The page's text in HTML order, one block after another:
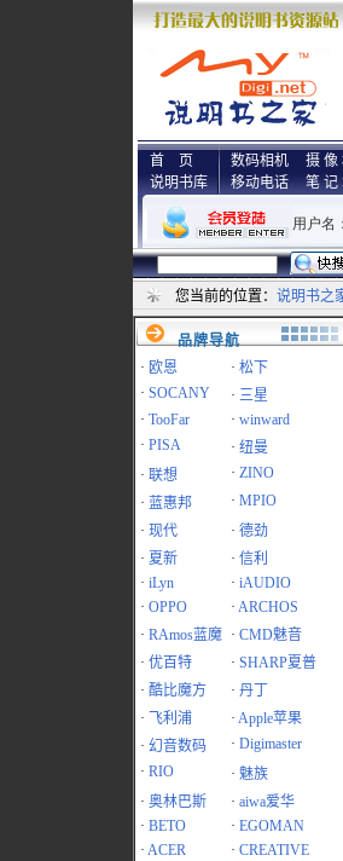
首 页
说明书库
数码相机 摄 像
移动电话
笔 记
您当前的位置： 说明书之
品牌导航
· 欧恩 · 松下
· SOCANY · 三星
· TooFar · winward
· PISA · 纽曼
· 联想 · ZINO
· 蓝惠邦 · MPIO
· 现代 · 德劲
· 夏新 · 信利
· iLyn · iAUDIO
· OPPO · ARCHOS
· RAmos蓝魔 · CMD魅音
· 优百特 · SHARP夏普
· 酷比魔方 · 丹丁
·
飞利浦 · Apple苹果
· 幻音数码 · Digimaster
· RIO · 魅族
· 奥林巴斯 · aiwa爱华
· BETO · EGOMAN
· ACER · CREATIVE